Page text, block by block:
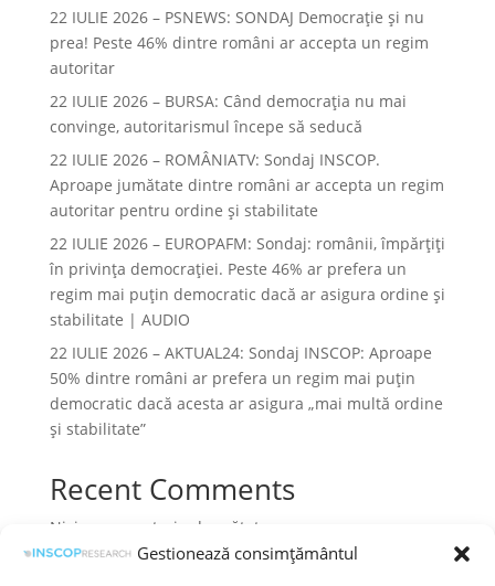
Gestionează consimțământul
22 IULIE 2026 – PSNEWS: SONDAJ Democrație și nu
prea! Peste 46% dintre români ar accepta un regim
autoritar
22 IULIE 2026 – BURSA: Când democraţia nu mai
convinge, autoritarismul începe să seducă
22 IULIE 2026 – ROMÂNIATV: Sondaj INSCOP.
Aproape jumătate dintre români ar accepta un regim
autoritar pentru ordine și stabilitate
22 IULIE 2026 – EUROPAFM: Sondaj: românii, împărțiți
în privința democrației. Peste 46% ar prefera un
regim mai puțin democratic dacă ar asigura ordine și
stabilitate | AUDIO
22 IULIE 2026 – AKTUAL24: Sondaj INSCOP: Aproape
50% dintre români ar prefera un regim mai puțin
democratic dacă acesta ar asigura „mai multă ordine
și stabilitate”
Recent Comments
Niciun comentariu de arătat.